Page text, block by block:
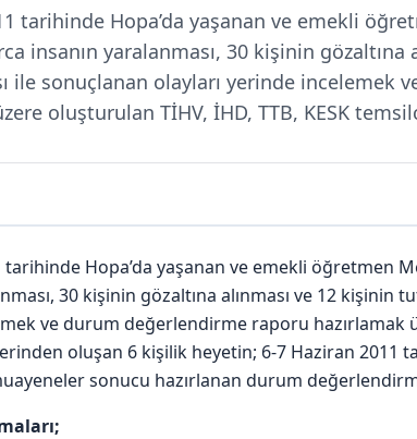
tarihinde Hopa’da yaşanan ve emekli
insanın yaralanması, 30 kişinin gözaltına
ile sonuçlanan olayları yerinde incelemek
oluşturulan TİHV, İHD, TTB, KESK
tarihinde Hopa’da yaşanan ve emekli öğretmen
30 kişinin gözaltına alınması ve 12 kişinin
ve durum değerlendirme raporu hazırlamak
oluşan 6 kişilik heyetin; 6-7 Haziran 2011
sonucu hazırlanan durum